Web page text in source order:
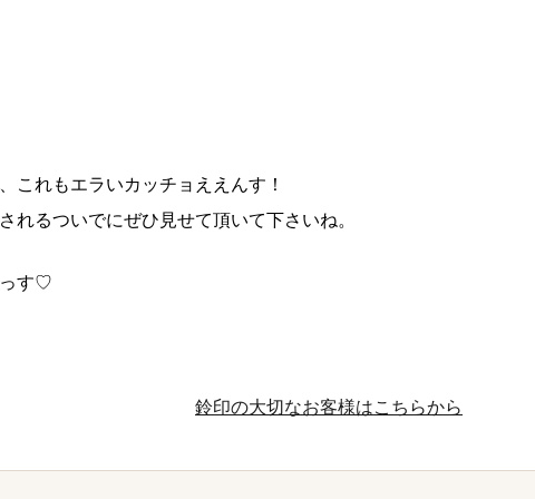
これもエラいカッチョええんす！
れるついでにぜひ見せて頂いて下さいね。
っす♡
鈴印の大切なお客様はこちらから